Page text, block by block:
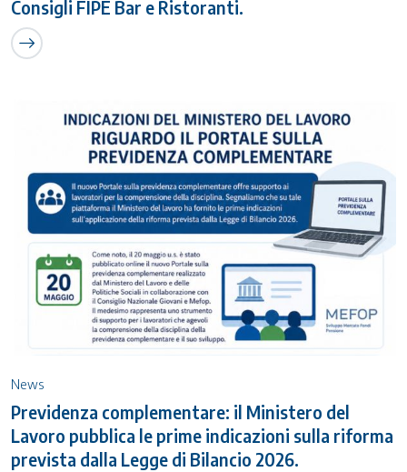
Consigli FIPE Bar e Ristoranti.
News
Previdenza complementare: il Ministero del
Lavoro pubblica le prime indicazioni sulla riforma
prevista dalla Legge di Bilancio 2026.